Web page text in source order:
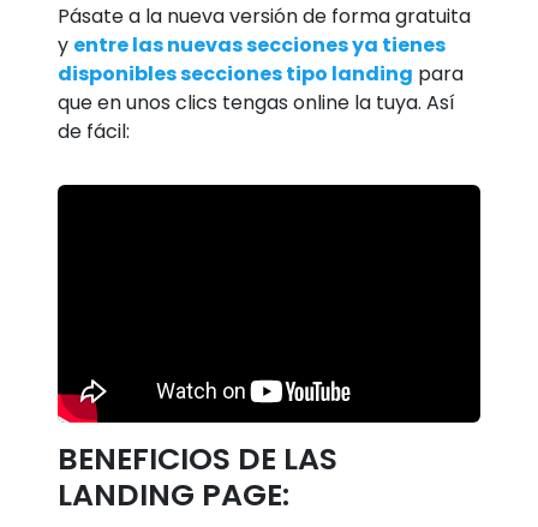
Pásate a la nueva versión de forma gratuita
y entre las nuevas secciones ya tienes
disponibles secciones tipo landing para
que en unos clics tengas online la tuya. Así
de fácil:
BENEFICIOS DE LAS
LANDING PAGE: